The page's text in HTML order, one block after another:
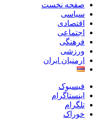
صفحه نخست
سیاسی
اقتصادی
اجتماعی
فرهنگی
ورزشی
ارمنیان ایران
فیسبوک
اینستاگرام
تلگرام
خوراک